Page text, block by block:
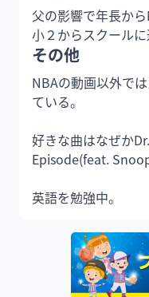
父の影響で年長から
その他
NBAの動画以外で
ている。
好きな曲はなぜか
Episode(feat.
英語を勉強中。